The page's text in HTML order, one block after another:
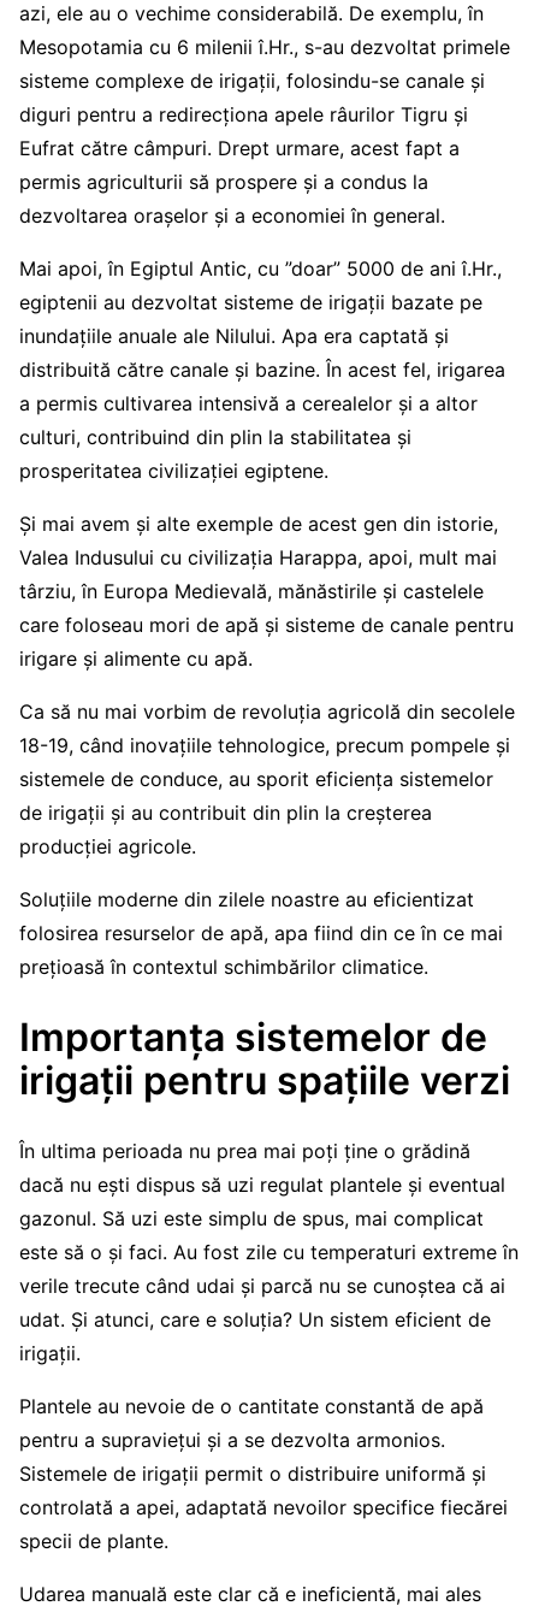
azi, ele au o vechime considerabilă. De exemplu, în
Mesopotamia cu 6 milenii î.Hr., s-au dezvoltat primele
sisteme complexe de irigații, folosindu-se canale și
diguri pentru a redirecționa apele râurilor Tigru și
Eufrat către câmpuri. Drept urmare, acest fapt a
permis agriculturii să prospere și a condus la
dezvoltarea orașelor și a economiei în general.
Mai apoi, în Egiptul Antic, cu ”doar” 5000 de ani î.Hr.,
egiptenii au dezvoltat sisteme de irigații bazate pe
inundațiile anuale ale Nilului. Apa era captată și
distribuită către canale și bazine. În acest fel, irigarea
a permis cultivarea intensivă a cerealelor și a altor
culturi, contribuind din plin la stabilitatea și
prosperitatea civilizației egiptene.
Și mai avem și alte exemple de acest gen din istorie,
Valea Indusului cu civilizația Harappa, apoi, mult mai
târziu, în Europa Medievală, mănăstirile și castelele
care foloseau mori de apă și sisteme de canale pentru
irigare și alimente cu apă.
Ca să nu mai vorbim de revoluția agricolă din secolele
18-19, când inovațiile tehnologice, precum pompele și
sistemele de conduce, au sporit eficiența sistemelor
de irigații și au contribuit din plin la creșterea
producției agricole.
Soluțiile moderne din zilele noastre au eficientizat
folosirea resurselor de apă, apa fiind din ce în ce mai
prețioasă în contextul schimbărilor climatice.
Importanța sistemelor de
irigații pentru spațiile verzi
În ultima perioada nu prea mai poți ține o grădină
dacă nu ești dispus să uzi regulat plantele și eventual
gazonul. Să uzi este simplu de spus, mai complicat
este să o și faci. Au fost zile cu temperaturi extreme în
verile trecute când udai și parcă nu se cunoștea că ai
udat. Și atunci, care e soluția? Un sistem eficient de
irigații.
Plantele au nevoie de o cantitate constantă de apă
pentru a supraviețui și a se dezvolta armonios.
Sistemele de irigații permit o distribuire uniformă și
controlată a apei, adaptată nevoilor specifice fiecărei
specii de plante.
Udarea manuală este clar că e ineficientă, mai ales